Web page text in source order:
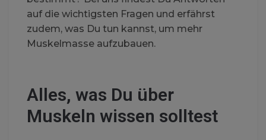
auf die wichtigsten Fragen und erfährst
zudem, was Du tun kannst, um mehr
Muskelmasse aufzubauen.
Alles, was Du über
Muskeln wissen solltest